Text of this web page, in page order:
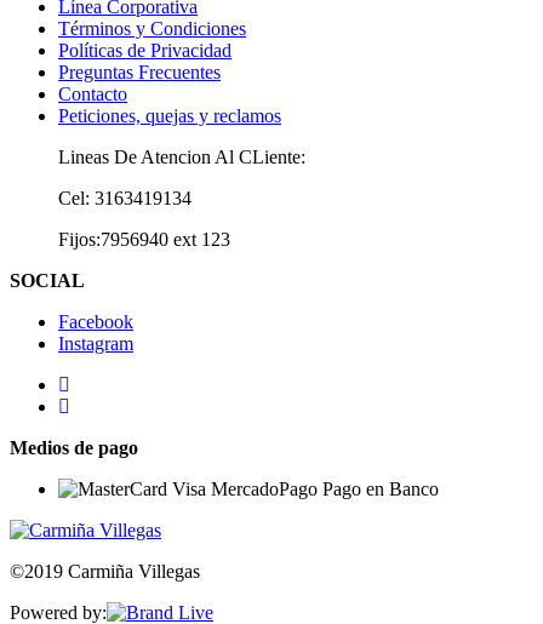
Línea Corporativa
Términos y Condiciones
Políticas de Privacidad
Preguntas Frecuentes
Contacto
Peticiones, quejas y reclamos
Lineas De Atencion Al CLiente:
Cel: 3163419134
Fijos:7956940 ext 123
SOCIAL
Facebook
Instagram
Medios de pago
©2019 Carmiña Villegas
Powered by: